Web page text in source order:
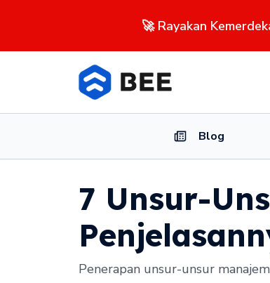
🚀 Rayakan
Blog
7 Unsur-
Penerapan unsur-unsur